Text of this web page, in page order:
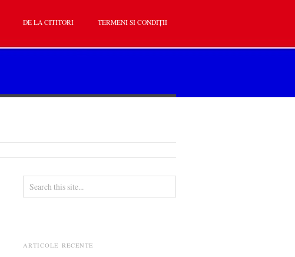
DE LA CITITORI TERMENI SI CONDIȚII
ARTICOLE RECENTE